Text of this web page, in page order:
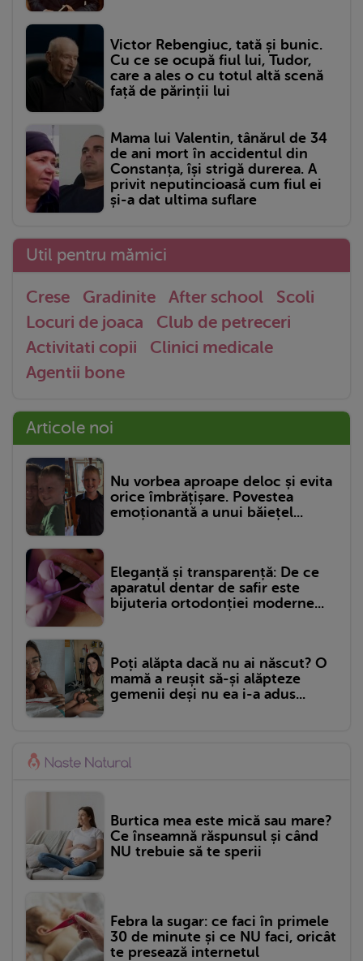
Victor Rebengiuc, tată și bunic.
Cu ce se ocupă fiul lui, Tudor,
care a ales o cu totul altă scenă
față de părinții lui
Mama lui Valentin, tânărul de 34
de ani mort în accidentul din
Constanța, își strigă durerea. A
privit neputincioasă cum fiul ei
și-a dat ultima suflare
Util pentru mămici
Crese Gradinite After school
Scoli
Locuri de joaca
Club de petreceri
Activitati copii
Clinici medicale
Agentii bone
Articole noi
Nu vorbea aproape deloc și evita
orice îmbrățișare. Povestea
emoționantă a unui băiețel...
Eleganță și transparență: De ce
aparatul dentar de safir este
bijuteria ortodonției moderne...
Poți alăpta dacă nu ai născut? O
mamă a reușit să-și alăpteze
gemenii deși nu ea i-a adus...
Burtica mea este mică sau mare?
Ce înseamnă răspunsul și când
NU trebuie să te sperii
Febra la sugar: ce faci în primele
30 de minute și ce NU faci, oricât
te presează internetul